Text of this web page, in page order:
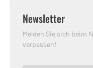
Newsletter
Melden Sie sich beim
verpassen!